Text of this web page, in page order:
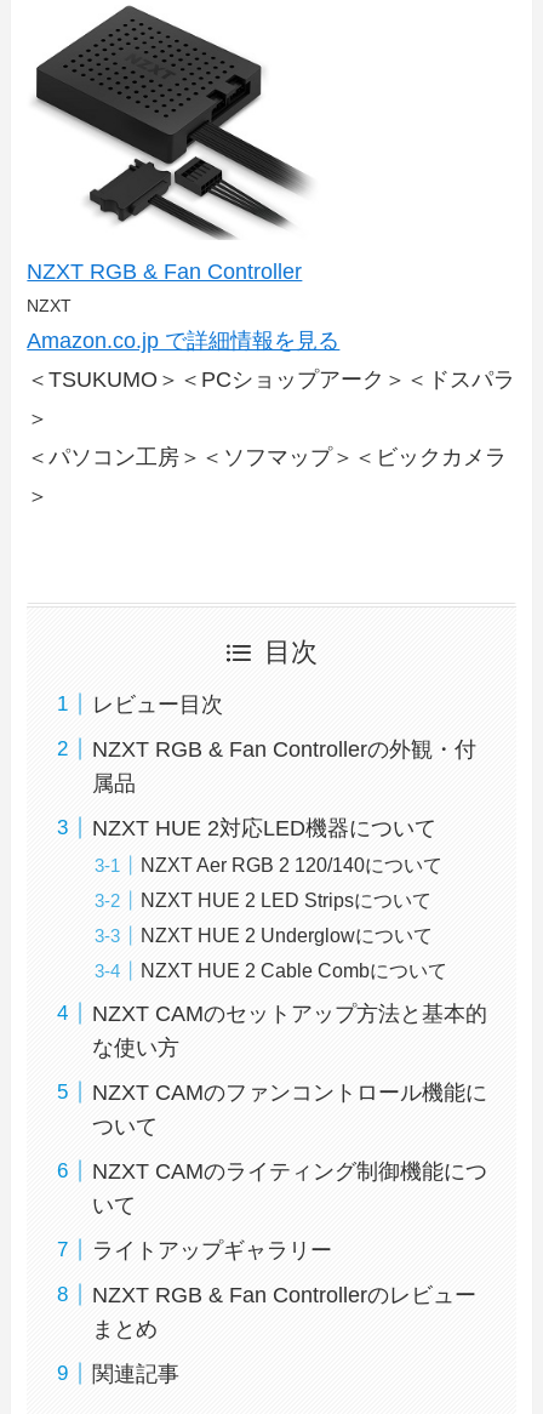
NZXT RGB & Fan Controller
NZXT
Amazon.co.jp で詳細情報を見る
＜TSUKUMO＞＜PCショップアーク＞＜ドスパラ
＞
＜パソコン工房＞＜ソフマップ＞＜ビックカメラ
＞
目次
レビュー目次
NZXT RGB & Fan Controllerの外観・付
属品
NZXT HUE 2対応LED機器について
NZXT Aer RGB 2 120/140について
NZXT HUE 2 LED Stripsについて
NZXT HUE 2 Underglowについて
NZXT HUE 2 Cable Combについて
NZXT CAMのセットアップ方法と基本的
な使い方
NZXT CAMのファンコントロール機能に
ついて
NZXT CAMのライティング制御機能につ
いて
ライトアップギャラリー
NZXT RGB & Fan Controllerのレビュー
まとめ
関連記事